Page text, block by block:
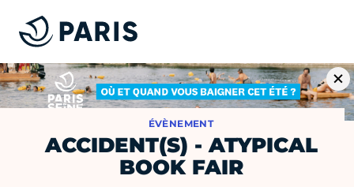
ÉVÈNEMENT
ACCIDENT(S) - ATYPICAL
BOOK FAIR